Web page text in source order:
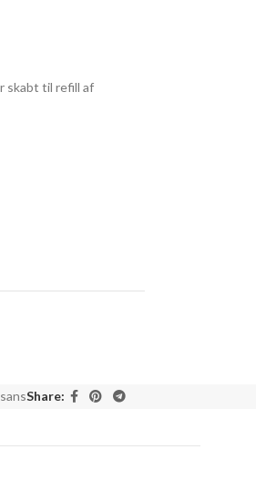
skabt til refill af
Share: